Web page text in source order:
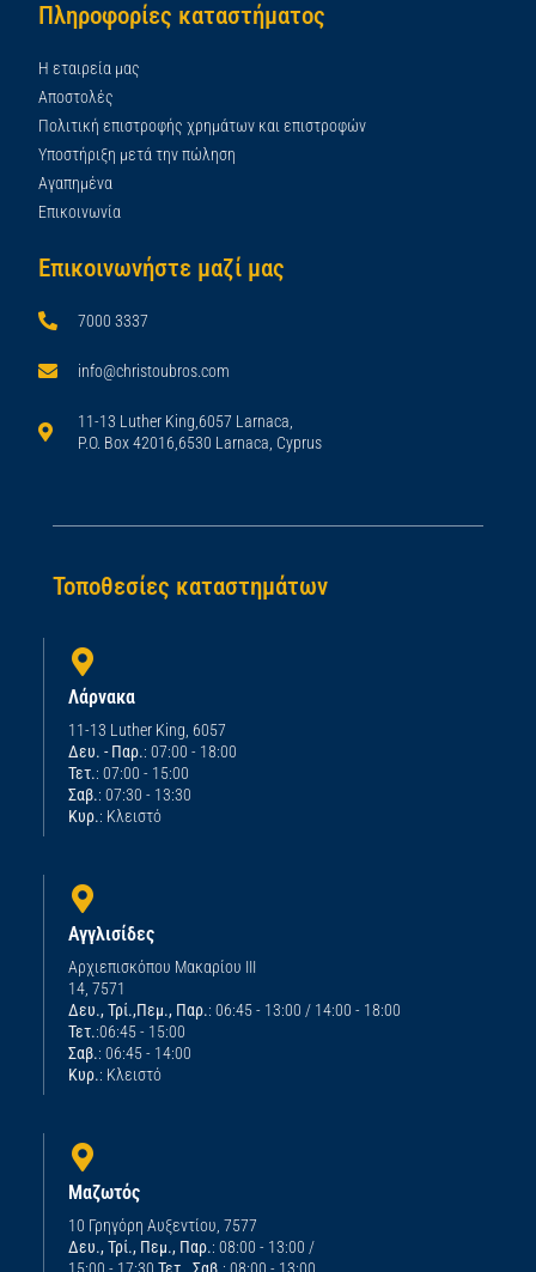
Πληροφορίες καταστήματος
Η εταιρεία μας
Αποστολές
Πολιτική επιστροφής χρημάτων και επιστροφών
Υποστήριξη μετά την πώληση
Αγαπημένα
Επικοινωνία
Επικοινωνήστε μαζί μας
7000 3337
info@christoubros.com
11-13 Luther King,6057 Larnaca,
P.O. Box 42016,6530 Larnaca, Cyprus
Τοποθεσίες καταστημάτων
Λάρνακα
11-13 Luther King, 6057
Δευ. - Παρ.: 07:00 - 18:00
Τετ.: 07:00 - 15:00
Σαβ.: 07:30 - 13:30
Κυρ.: Κλειστό
Αγγλισίδες
Αρχιεπισκόπου Μακαρίου ΙΙΙ
14, 7571
Δευ., Τρί.,Πεμ., Παρ.: 06:45 - 13:00 / 14:00 - 18:00
Τετ.:06:45 - 15:00
Σαβ.: 06:45 - 14:00
Κυρ.: Κλειστό
Μαζωτός
10 Γρηγόρη Αυξεντίου, 7577
Δευ., Τρί., Πεμ., Παρ.: 08:00 - 13:00 /